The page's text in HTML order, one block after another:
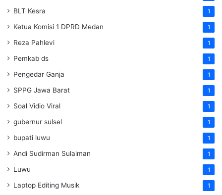
BLT Kesra 1
Ketua Komisi 1 DPRD Medan 1
Reza Pahlevi 1
Pemkab ds 1
Pengedar Ganja 1
SPPG Jawa Barat 1
Soal Vidio Viral 1
gubernur sulsel 1
bupati luwu 1
Andi Sudirman Sulaiman 1
Luwu 1
Laptop Editing Musik 1